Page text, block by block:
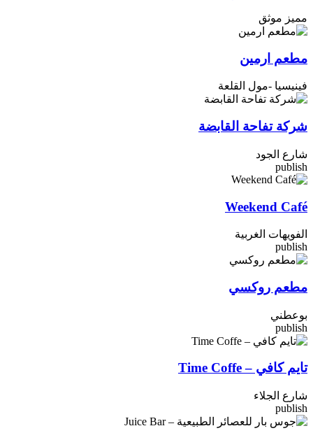
مميز موثق
مطعم ارمين
فينيسيا -مول القلعة
شركة تفاحة القابضة
شارع الجود
publish
Weekend Café
الفويهات الغربية
publish
مطعم روكسي
بوعطني
publish
تايم كافي – Time Coffe
شارع الجلاء
publish